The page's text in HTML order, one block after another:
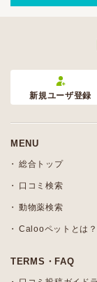
新規ユーザ登録
MENU
総合トップ
口コミ検索
動物薬検索
Calooペットとは？
TERMS・FAQ